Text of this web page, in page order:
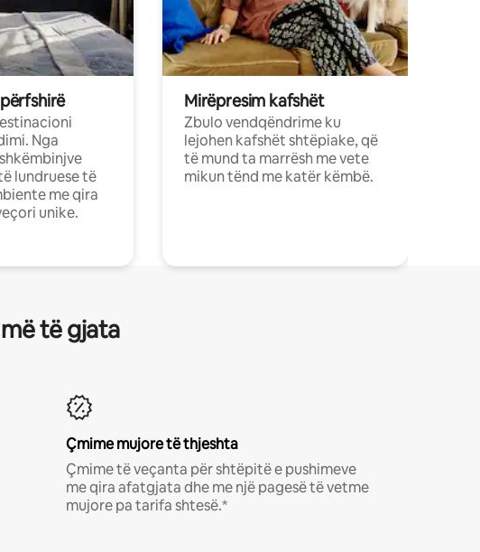
Nga
lundruese të
me qira
unike.
Mirëpresim kafshët
Zbulo vendqëndrime ku
lejohen kafshët shtëpiake, që
të mund ta marrësh me vete
mikun tënd me katër këmbë.
të gjata
Çmime mujore të thjeshta
Çmime të veçanta për shtëpitë e pushimeve
me qira afatgjata dhe me një pagesë të vetme
mujore pa tarifa shtesë.*